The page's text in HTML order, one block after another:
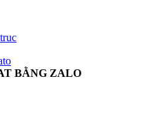
BẰNG ZALO